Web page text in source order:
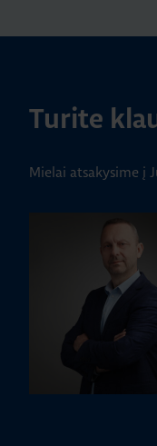
Turite
Mielai atsakysime į